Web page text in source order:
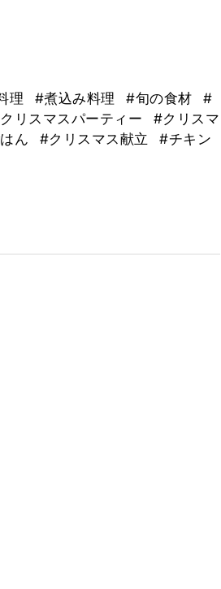
理 #煮込み料理 #旬の食材
#
リスマスパーティー
#クリスマ
ん #クリスマス献立
#チキン